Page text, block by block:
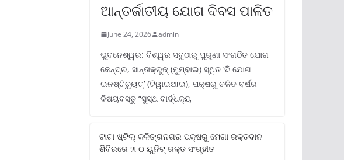
ଆନ୍ତର୍ଜାତୀୟ ଯୋଗ ଦିବସ ପାଳିତ
June 24, 2026 admin
ଭୁବନେଶ୍ୱର: ବିଶ୍ୱର ସବୁଠାରୁ ପୁରୁଣା ସଂଗଠିତ ଯୋଗ
କେନ୍ଦ୍ର, ସାନ୍ତାକ୍ରୁଜ୍ (ମୁମ୍ବାଇ) ସ୍ଥିତ ‘ଦି ଯୋଗ
ଇନଷ୍ଟିଚ୍ୟୁଟ୍‌’ (ଟିୱାଇଆଇ), ପକ୍ଷରୁ ଚଳିତ ବର୍ଷର
ବିଷୟବସ୍ତୁ “ସୁସ୍ଥ ବାର୍ଦ୍ଧକ୍ୟ
ଟାଟା ଷ୍ଟିଲ୍‌ କଳିଙ୍ଗନଗର ପକ୍ଷରୁ ମେଗା ରକ୍ତଦାନ
ଶିବିରରେ ୨୮୦ ୟୁନିଟ୍‌ ରକ୍ତ ସଂଗୃହୀତ